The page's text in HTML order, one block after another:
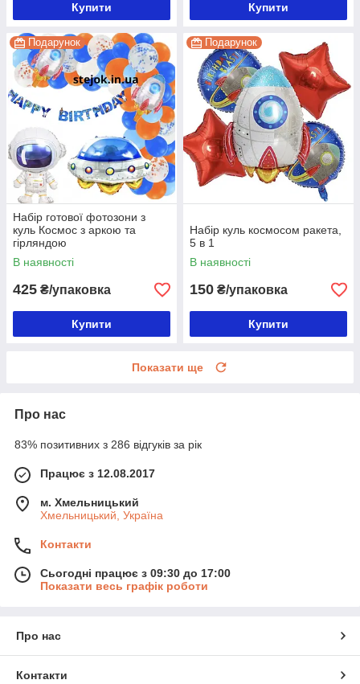
Купити Купити
Подарунок
Набір готової фотозони з
куль Космос з аркою та
гірляндою
В наявності
425 ₴/упаковка
Купити
Подарунок
Набір куль космосом ракета,
5 в 1
В наявності
150 ₴/упаковка
Купити
Показати ще
Про нас
83% позитивних з 286 відгуків за рік
Працює з 12.08.2017
м. Хмельницький
Хмельницький, Україна
Контакти
Сьогодні працює з 09:30 до 17:00
Показати весь графік роботи
Про нас
Контакти